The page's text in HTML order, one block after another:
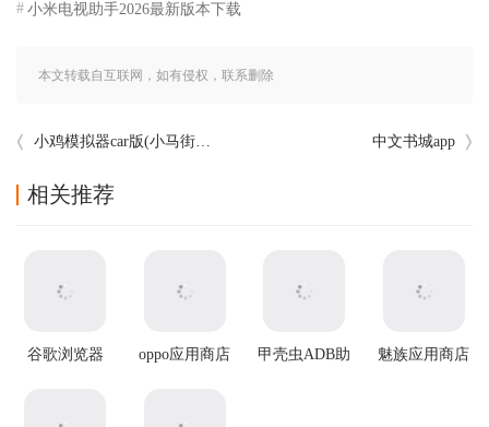
小米电视助手2026最新版本下载
本文转载自互联网，如有侵权，联系删除
小鸡模拟器car版(小马街机厅) 中文书城app
相关推荐
谷歌浏览器
oppo应用商店
甲壳虫ADB助
魅族应用商店